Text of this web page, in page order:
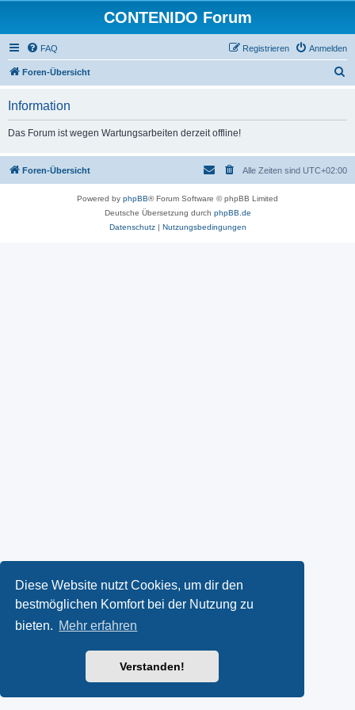
Diese Website nutzt Cookies, um dir den
bestmöglichen Komfort bei der Nutzung zu
bieten. Mehr erfahren
Verstanden!
CONTENIDO Forum
FAQ Anmelden
Registrieren
Foren-Übersicht
Information
Das Forum ist wegen Wartungsarbeiten derzeit offline!
Foren-Übersicht Alle Zeiten sind UTC+02:00
Powered by phpBB® Forum Software © phpBB Limited
Deutsche Übersetzung durch phpBB.de
Datenschutz| Nutzungsbedingungen